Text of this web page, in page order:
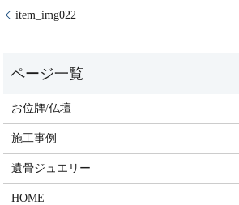
item_img022
お位牌/仏壇
施工事例
遺骨ジュエリー
HOME